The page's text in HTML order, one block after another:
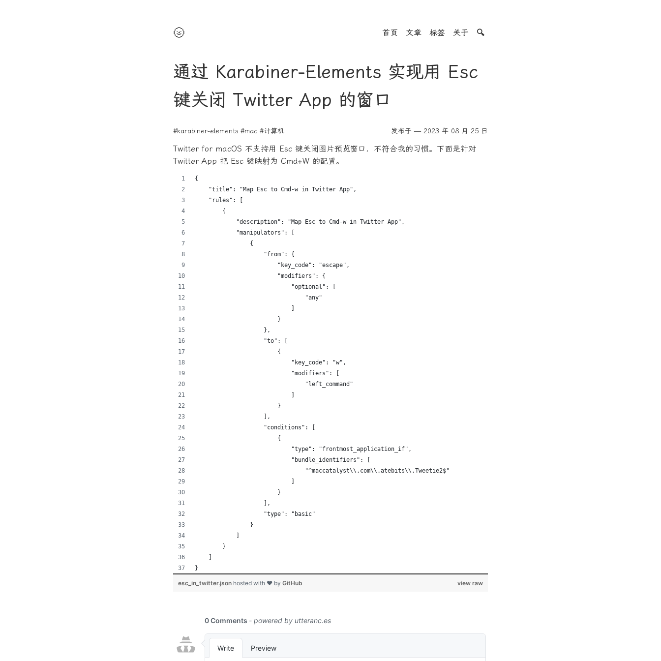
🌝 首页 文章 标签 关于 🔍
通过 Karabiner-Elements 实现用 Esc
键关闭 Twitter App 的窗口
#karabiner-elements #mac #计算机 发布于 — 2023 年 08 月 25 日
Twitter for macOS 不支持用 Esc 键关闭图片预览窗口，不符合我的习惯。下面是针对
Twitter App 把 Esc 键映射为 Cmd+W 的配置。
{
    "title": "Map Esc to Cmd-w in Twitter App",
    "rules": [
        {
            "description": "Map Esc to Cmd-w in Twitter App",
            "manipulators": [
                {
                    "from": {
                        "key_code": "escape",
                        "modifiers": {
                            "optional": [
                                "any"
                        }
                    },
                    "to": [
                        {
                            "key_code": "w",
                            "modifiers": [
                                "left_command"
                        }
                    ],
                    "conditions": [
                        {
                            "type": "frontmost_application_if",
                            "bundle_identifiers": [
                                "^maccatalyst\\.com\\.atebits\\.Tweetie2
$"
                        }
                    ],
                    "type": "basic"
                }
        }
}
view raw
esc_in_twitter.json hosted with ❤ by GitHub